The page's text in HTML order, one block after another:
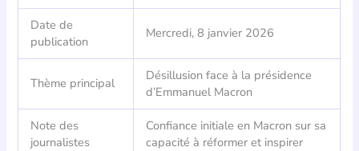
Date de
publication
Mercredi, 8 janvier 2026
Thème principal
Désillusion face à la présidence
d’Emmanuel Macron
Note des
journalistes
Confiance initiale en Macron sur sa
capacité à réformer et inspirer